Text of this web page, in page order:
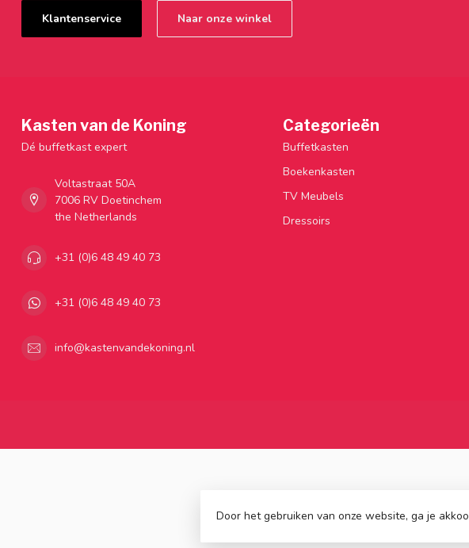
Klantenservice Naar onze winkel
Kasten van de Koning
Dé buffetkast expert
Voltastraat 50A
7006 RV Doetinchem
the Netherlands
+31 (0)6 48 49 40 73
+31 (0)6 48 49 40 73
info@kastenvandekoning.nl
Categorieën
Buffetkasten
Boekenkasten
TV Meubels
Dressoirs
© Copyright 2026 Kasten van de
Door het gebruiken van onze website, ga je